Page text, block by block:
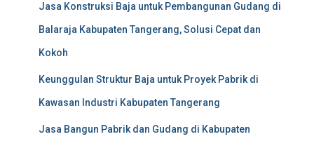
Jasa Konstruksi Baja untuk Pembangunan Gudang di
Balaraja Kabupaten Tangerang, Solusi Cepat dan
Kokoh
Keunggulan Struktur Baja untuk Proyek Pabrik di
Kawasan Industri Kabupaten Tangerang
Jasa Bangun Pabrik dan Gudang di Kabupaten